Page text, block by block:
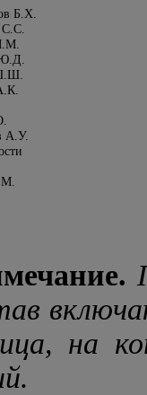
Б.Х.
С.С.
Ю.Д.
А.У.
на